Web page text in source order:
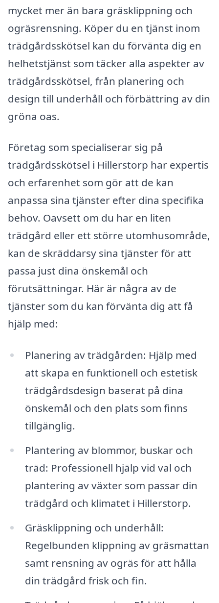
mycket mer än bara gräsklippning och
ogräsrensning. Köper du en tjänst inom
trädgårdsskötsel kan du förvänta dig en
helhetstjänst som täcker alla aspekter av
trädgårdsskötsel, från planering och
design till underhåll och förbättring av din
gröna oas.
Företag som specialiserar sig på
trädgårdsskötsel i Hillerstorp har expertis
och erfarenhet som gör att de kan
anpassa sina tjänster efter dina specifika
behov. Oavsett om du har en liten
trädgård eller ett större utomhusområde,
kan de skräddarsy sina tjänster för att
passa just dina önskemål och
förutsättningar. Här är några av de
tjänster som du kan förvänta dig att få
hjälp med:
Planering av trädgården: Hjälp med
att skapa en funktionell och estetisk
trädgårdsdesign baserat på dina
önskemål och den plats som finns
tillgänglig.
Plantering av blommor, buskar och
träd: Professionell hjälp vid val och
plantering av växter som passar din
trädgård och klimatet i Hillerstorp.
Gräsklippning och underhåll:
Regelbunden klippning av gräsmattan
samt rensning av ogräs för att hålla
din trädgård frisk och fin.